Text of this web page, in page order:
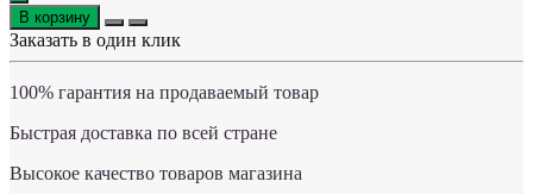
В корзину
Заказать в один клик
100% гарантия на продаваемый товар
Быстрая доставка по всей стране
Высокое качество товаров магазина